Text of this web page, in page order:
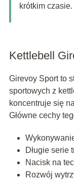
krótkim czasie.
Kettlebell
Girevoy Sport to
sportowych z
koncentruje się
Główne cechy
Długie serie
Nacisk na
Rozwój